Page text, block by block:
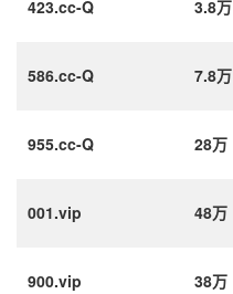
423.cc-Q 3.8万
586.cc-Q 7.8万
955.cc-Q 28万
001.vip 48万
900.vip 38万